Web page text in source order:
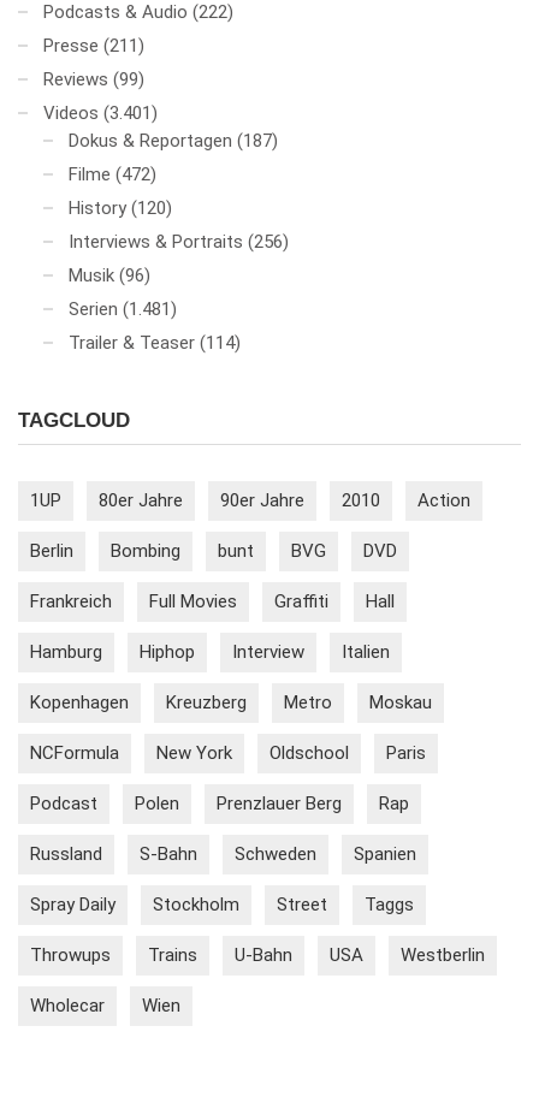
Podcasts & Audio (222)
Presse (211)
Reviews (99)
Videos (3.401)
Dokus & Reportagen (187)
Filme (472)
History (120)
Interviews & Portraits (256)
Musik (96)
Serien (1.481)
Trailer & Teaser (114)
TAGCLOUD
1UP 80er Jahre 90er Jahre 2010 Action
Berlin Bombing bunt BVG DVD
Frankreich Full Movies Graffiti Hall
Hamburg Hiphop Interview Italien
Kopenhagen Kreuzberg Metro Moskau
NCFormula New York Oldschool Paris
Podcast Polen Prenzlauer Berg Rap
Russland S-Bahn Schweden Spanien
Spray Daily Stockholm Street Taggs
Throwups Trains U-Bahn USA Westberlin
Wholecar Wien